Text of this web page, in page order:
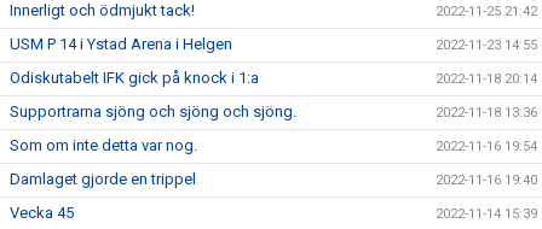
Innerligt och ödmjukt tack! 2022-11-25 21:42
USM P 14 i Ystad Arena i Helgen 2022-11-23 14:55
Odiskutabelt IFK gick på knock i 1:a 2022-11-18 20:14
Supportrarna sjöng och sjöng och sjöng. 2022-11-18 13:36
Som om inte detta var nog. 2022-11-16 19:54
Damlaget gjorde en trippel 2022-11-16 19:40
Vecka 45 2022-11-14 15:39